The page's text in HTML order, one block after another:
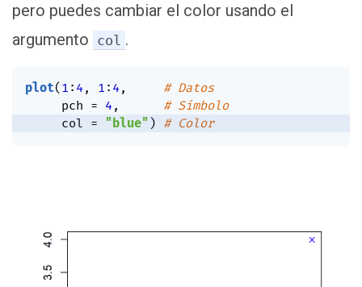
pero puedes cambiar el color usando el
argumento col .
plot( 1 : 4, 1 : 4,
# Datos
     pch
= 4,
# Símbolo
     col
= "blue" ) # Color